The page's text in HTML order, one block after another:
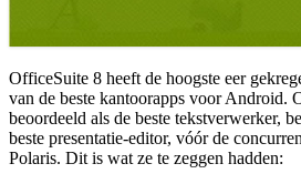
OfficeSuite 8 heeft de hoogste eer
van de beste kantoorapps voor Android.
beoordeeld als de beste tekstverwerker,
beste presentatie-editor, vóór de
Polaris. Dit is wat ze te zeggen hadden: